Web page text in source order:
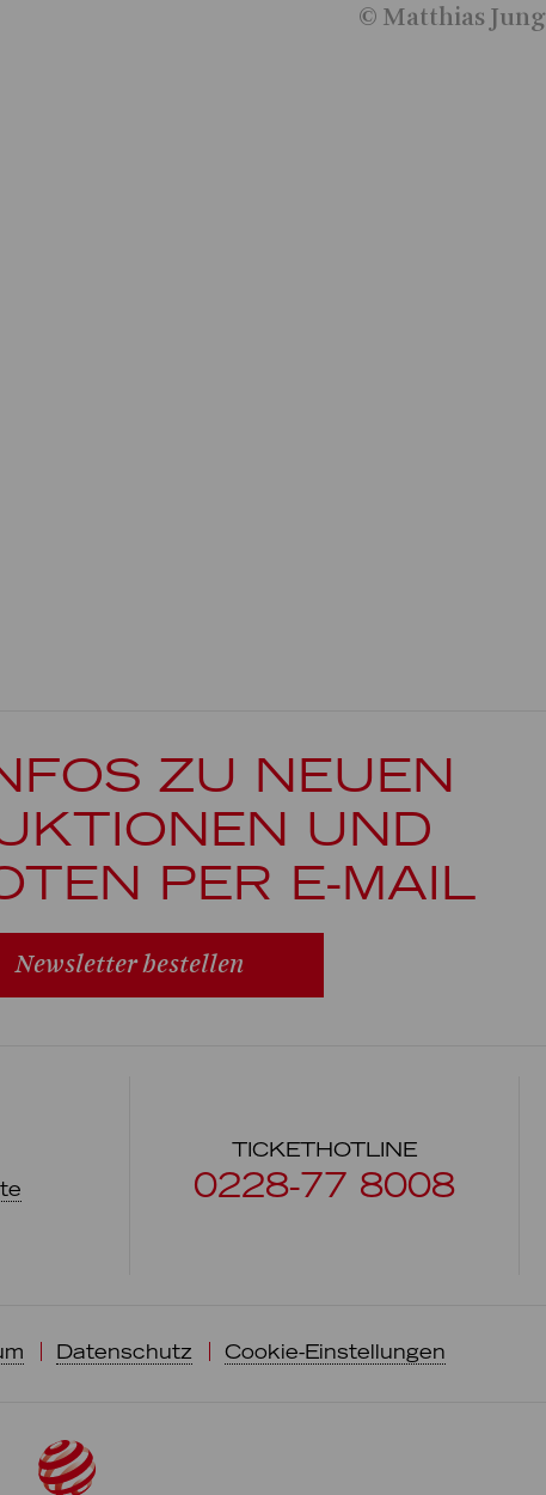
© Matthias Jung
ZU NEUEN
UND
PER E-MAIL
Newsletter bestellen
TICKETHOTLINE
0228-77 8008
Datenschutz Cookie-Einstellungen